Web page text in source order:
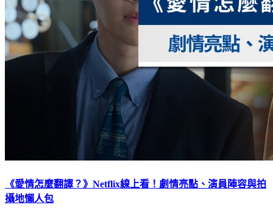
《愛情怎麼翻譯？》Netflix線上看！劇情亮點、演員陣容與拍
攝地懶人包